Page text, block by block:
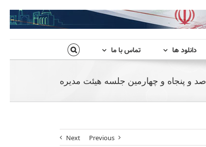
دانلود ها تماس با ما
صد و پنجاه و چهارمین جلسه هیئت مدیره
Previous
Next